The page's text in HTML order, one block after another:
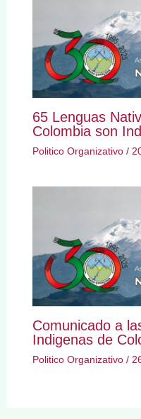
65 Lenguas
Colombia son
Politico Organizativo/
Comunicado a
Indigenas de
Politico Organizativo/